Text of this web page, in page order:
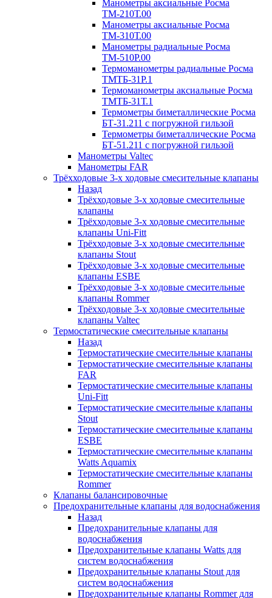
Манометры аксиальные Росма
ТМ-210Т.00
Манометры аксиальные Росма
ТМ-310Т.00
Манометры радиальные Росма
ТМ-510P.00
Термоманометры радиальные Росма
ТМТБ-31P.1
Термоманометры аксиальные Росма
ТМТБ-31Т.1
Термометры биметаллические Росма
БТ-31.211 с погружной гильзой
Термометры биметаллические Росма
БТ-51.211 с погружной гильзой
Манометры Valtec
Манометры FAR
Трёхходовые 3-х ходовые смесительные клапаны
Назад
Трёхходовые 3-х ходовые смесительные
клапаны
Трёхходовые 3-х ходовые смесительные
клапаны Uni-Fitt
Трёхходовые 3-х ходовые смесительные
клапаны Stout
Трёхходовые 3-х ходовые смесительные
клапаны ESBE
Трёхходовые 3-х ходовые смесительные
клапаны Rommer
Трёхходовые 3-х ходовые смесительные
клапаны Valtec
Термостатические смесительные клапаны
Назад
Термостатические смесительные клапаны
Термостатические смесительные клапаны
FAR
Термостатические смесительные клапаны
Uni-Fitt
Термостатические смесительные клапаны
Stout
Термостатические смесительные клапаны
ESBE
Термостатические смесительные клапаны
Watts Aquamix
Термостатические смесительные клапаны
Rommer
Клапаны балансировочные
Предохранительные клапаны для водоснабжения
Назад
Предохранительные клапаны для
водоснабжения
Предохранительные клапаны Watts для
систем водоснабжения
Предохранительные клапаны Stout для
систем водоснабжения
Предохранительные клапаны Rommer для